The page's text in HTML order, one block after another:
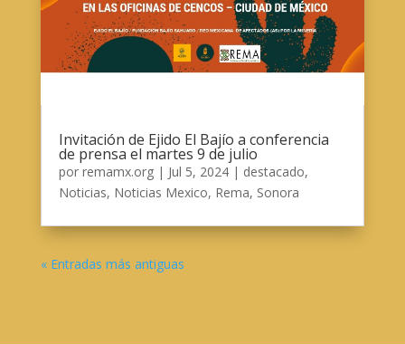
Invitación de Ejido El Bajío a conferencia
de prensa el martes 9 de julio
por remamx.org| Jul 5, 2024| destacado,
Noticias, Noticias Mexico, Rema, Sonora
« Entradas más antiguas